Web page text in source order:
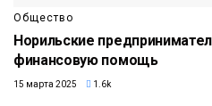
Общество
Норильские
финансовую помощь
15 марта 2025 1.6k